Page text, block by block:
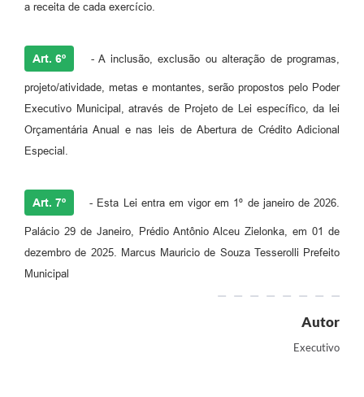
a receita de cada exercício.
Art. 6º - A inclusão, exclusão ou alteração de programas,
projeto/atividade, metas e montantes, serão propostos pelo Poder
Executivo Municipal, através de Projeto de Lei específico, da lei
Orçamentária Anual e nas leis de Abertura de Crédito Adicional
Especial.
Art. 7º - Esta Lei entra em vigor em 1º de janeiro de 2026.
Palácio 29 de Janeiro, Prédio Antônio Alceu Zielonka, em 01 de
dezembro de 2025. Marcus Mauricio de Souza Tesserolli Prefeito
Municipal
Autor
Executivo